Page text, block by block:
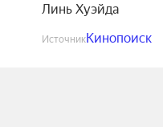
Линь Хуэйда
ИсточникКинопоиск